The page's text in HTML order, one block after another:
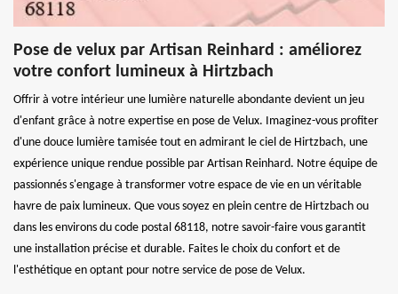
Pose de velux par Artisan Reinhard : améliorez
votre confort lumineux à Hirtzbach
Offrir à votre intérieur une lumière naturelle abondante devient un jeu
d'enfant grâce à notre expertise en pose de Velux. Imaginez-vous profiter
d'une douce lumière tamisée tout en admirant le ciel de Hirtzbach, une
expérience unique rendue possible par Artisan Reinhard. Notre équipe de
passionnés s'engage à transformer votre espace de vie en un véritable
havre de paix lumineux. Que vous soyez en plein centre de Hirtzbach ou
dans les environs du code postal 68118, notre savoir-faire vous garantit
une installation précise et durable. Faites le choix du confort et de
l'esthétique en optant pour notre service de pose de Velux.